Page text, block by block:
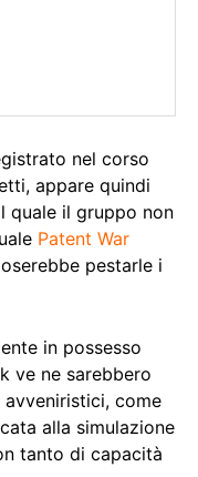
nel corso
appare quindi
quale il gruppo non
Patent War
pestarle i
in possesso
ve ne sarebbero
come
alla simulazione
tanto di capacità